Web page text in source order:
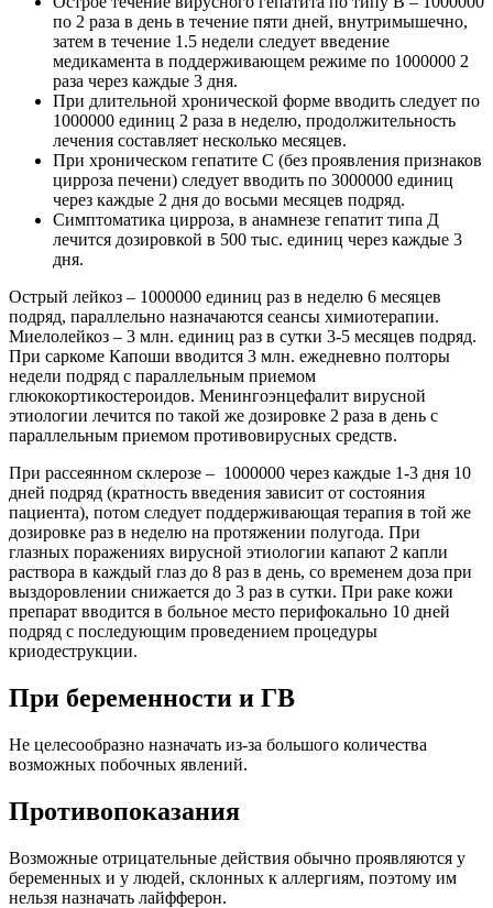
по 2 раза в день в течение пяти дней, внутримышечно,
затем в течение 1.5 недели следует введение
медикамента в поддерживающем режиме по 1000000 2
раза через каждые 3 дня.
При длительной хронической форме вводить следует по
1000000 единиц 2 раза в неделю, продолжительность
лечения составляет несколько месяцев.
При хроническом гепатите С (без проявления признаков
цирроза печени) следует вводить по 3000000 единиц
через каждые 2 дня до восьми месяцев подряд.
Симптоматика цирроза, в анамнезе гепатит типа Д
лечится дозировкой в 500 тыс. единиц через каждые 3
дня.
Острый лейкоз – 1000000 единиц раз в неделю 6 месяцев
подряд, параллельно назначаются сеансы химиотерапии.
Миелолейкоз – 3 млн. единиц раз в сутки 3-5 месяцев подряд.
При саркоме Капоши вводится 3 млн. ежедневно полторы
недели подряд с параллельным приемом
глюкокортикостероидов. Менингоэнцефалит вирусной
этиологии лечится по такой же дозировке 2 раза в день с
параллельным приемом противовирусных средств.
При рассеянном склерозе – 1000000 через каждые 1-3 дня 10
дней подряд (кратность введения зависит от состояния
пациента), потом следует поддерживающая терапия в той же
дозировке раз в неделю на протяжении полугода. При
глазных поражениях вирусной этиологии капают 2 капли
раствора в каждый глаз до 8 раз в день, со временем доза при
выздоровлении снижается до 3 раз в сутки. При раке кожи
препарат вводится в больное место перифокально 10 дней
подряд с последующим проведением процедуры
криодеструкции.
При беременности и ГВ
Не целесообразно назначать из-за большого количества
возможных побочных явлений.
Противопоказания
Возможные отрицательные действия обычно проявляются у
беременных и у людей, склонных к аллергиям, поэтому им
нельзя назначать лайфферон.